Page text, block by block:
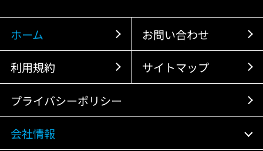
ホーム お問い合わせ
利用規約 サイトマップ
プライバシーポリシー
会社情報